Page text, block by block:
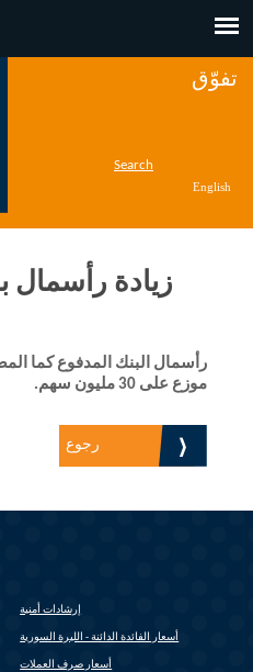
تفوّق
Search
English
زيادة رأسمال
موزع على 30 مليون سهم.
رجوع
إرشادات أمنية
أسعار الفائدة الدائنة - الليرة السورية
أسعار صرف العملات